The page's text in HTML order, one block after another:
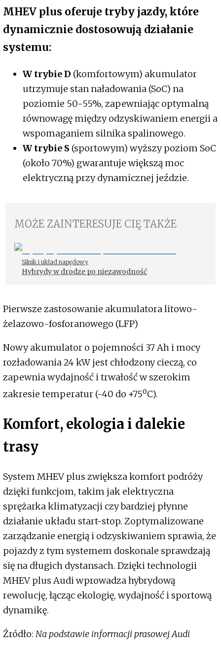
MHEV plus oferuje tryby jazdy, które
dynamicznie dostosowują działanie
systemu:
W trybie D (komfortowym) akumulator
utrzymuje stan naładowania (SoC) na
poziomie 50-55%, zapewniając optymalną
równowagę między odzyskiwaniem energii a
wspomaganiem silnika spalinowego.
W trybie S (sportowym) wyższy poziom SoC
(około 70%) gwarantuje większą moc
elektryczną przy dynamicznej jeździe.
MOŻE ZAINTERESUJE CIĘ TAKŻE
Silnik i układ napędowy
Hybrydy w drodze po niezawodność
Pierwsze zastosowanie akumulatora litowo-
żelazowo-fosforanowego (LFP)
Nowy akumulator o pojemności 37 Ah i mocy
rozładowania 24 kW jest chłodzony cieczą, co
zapewnia wydajność i trwałość w szerokim
zakresie temperatur (-40 do +75oC).
Komfort, ekologia i dalekie
trasy
System MHEV plus zwiększa komfort podróży
dzięki funkcjom, takim jak elektryczna
sprężarka klimatyzacji czy bardziej płynne
działanie układu start-stop. Zoptymalizowane
zarządzanie energią i odzyskiwaniem sprawia, że
pojazdy z tym systemem doskonale sprawdzają
się na długich dystansach. Dzięki technologii
MHEV plus Audi wprowadza hybrydową
rewolucję, łącząc ekologię, wydajność i sportową
dynamikę.
Źródło: Na podstawie informacji prasowej Audi